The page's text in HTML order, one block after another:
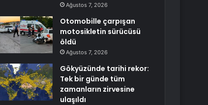
Ağustos 7, 2026
Otomobille çarpışan
motosikletin sürücüsü
öldü
Ağustos 7, 2026
Gökyüzünde tarihi rekor:
Tek bir günde tüm
zamanların zirvesine
ulaşıldı